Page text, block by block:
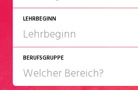
LEHRBEGINN
2027
BERUFSGRUPPE